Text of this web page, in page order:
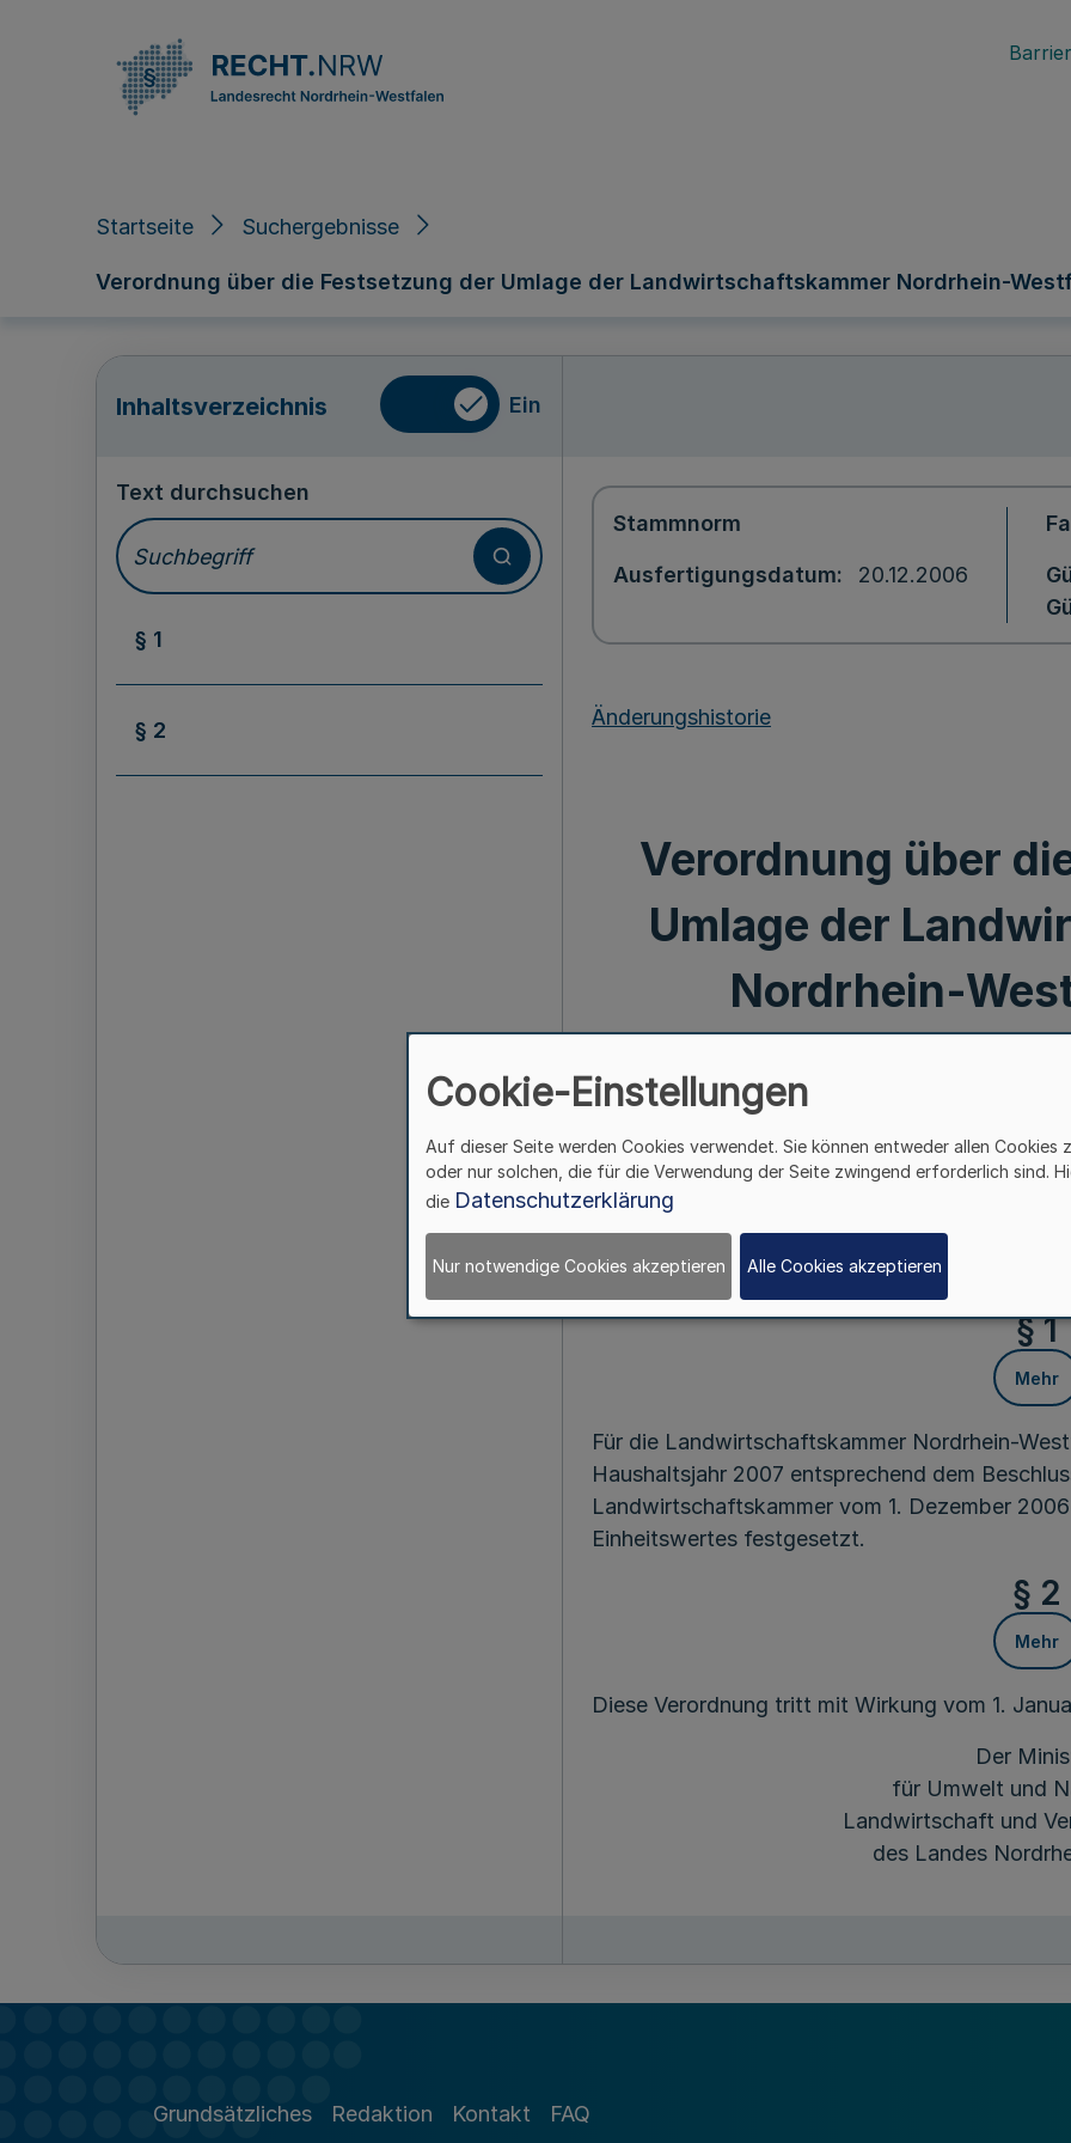
Startseite Suchergebnisse
Verordnung über die Festsetzung der Umlage der Landwirtschaftskammer Nordrhein-
Inhaltsverzeichnis Ein
Text durchsuchen
§ 1
§ 2
Stammnorm
Ausfertigungsdatum 20.12.2006
Änderungshistorie
Verordnung über
Umlage der
Nordrhein-
Aufgrund des § 2 Abs. 1 des Umlagegesetzes
geändert durch Gesetz vom 15. Dezember 2005 (
§ 1
Mehr
Für die Landwirtschaftskammer Nordrhein-
Haushaltsjahr 2007 entsprechend dem
Landwirtschaftskammer vom 1. Dezember
Einheitswertes festgesetzt.
§ 2
Mehr
Diese Verordnung tritt mit Wirkung vom 1.
Der
für Umwelt und
Landwirtschaft und
des Landes
Grundsätzliches Redaktion Kontakt FAQ
Cookie-Einstellungen
Auf dieser Seite werden Cookies verwendet. Sie können entweder allen Cookies
oder nur solchen, die für die Verwendung der Seite zwingend erforderlich sind.
die Datenschutzerklärung
Nur notwendige Cookies akzeptieren Alle Cookies akzeptieren